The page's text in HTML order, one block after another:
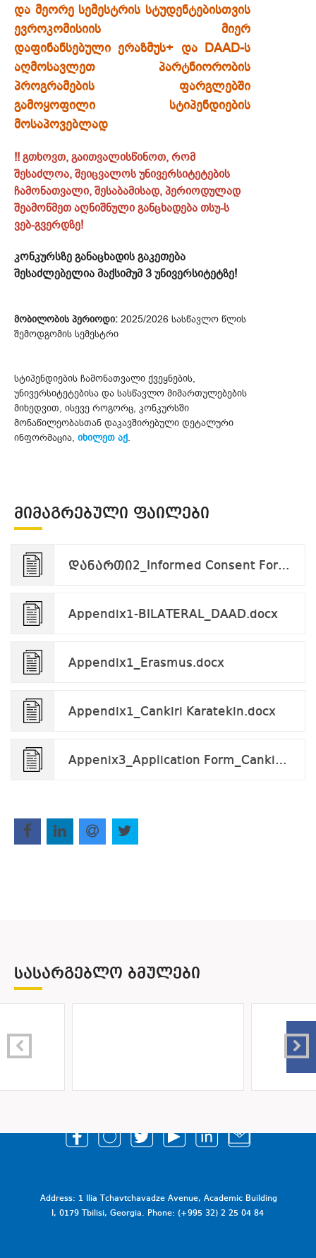
და მეორე სემესტრის სტუდენტებისთვის
ევროკომისიის მიერ
დაფინანსებული ერაზმუს+ და DAAD-ს
აღმოსავლეთ პარტნიორობის
პროგრამების ფარგლებში
გამოყოფილი სტიპენდიების
მოსაპოვებლად
!! გთხოვთ, გაითვალისწინოთ, რომ
შესაძლოა, შეიცვალოს უნივერსიტეტების
ჩამონათვალი, შესაბამისად, პერიოდულად
შეამოწმეთ აღნიშნული განცხადება თსუ-ს
ვებ-გვერდზე!
კონკურსზე განაცხადის გაკეთება
შესაძლებელია მაქსიმუმ 3 უნივერსიტეტზე!
მობილობის პერიოდი: 2025/2026 სასწავლო წლის
შემოდგომის სემესტრი
სტიპენდიების ჩამონათვალი ქვეყნების,
უნივერსიტეტებისა და სასწავლო მიმართულებების
მიხედვით, ისევე როგორც, კონკურსში
მონაწილეობასთან დაკავშირებული დეტალური
ინფორმაცია, იხილეთ აქ.
ᲛᲘᲛᲐᲒᲠᲔᲑᲣᲚᲘ ᲤᲐᲘᲚᲔᲑᲘ
დანართი2_Informed Consent Form_applicant_v.09.24.pdf
Appendix1-BILATERAL_DAAD.docx
Appendix1_Erasmus.docx
Appendix1_Cankiri Karatekin.docx
Appenix3_Application Form_Cankiri Karatekin.docx
ᲡᲐᲡᲐᲠᲒᲔᲑᲚᲝ ᲑᲛᲣᲚᲔᲑᲘ
Address: 1 Ilia Tchavtchavadze Avenue, Academic Building
I, 0179 Tbilisi, Georgia. Phone: (+995 32) 2 25 04 84